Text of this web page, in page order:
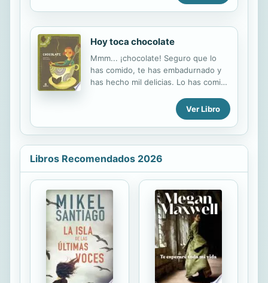
Hoy toca chocolate
Mmm... ¡chocolate! Seguro que lo
has comido, te has embadurnado y
has hecho mil delicias. Lo has comido
Pero, ¿quieres saber más cosas? ¿De
dónde proviene? ¿Por qué procesos
pasa antes de convertirse en
hay?¡Ah! y puedes leer este libro con
la boca llena.
Ver Libro
Libros Recomendados 2026